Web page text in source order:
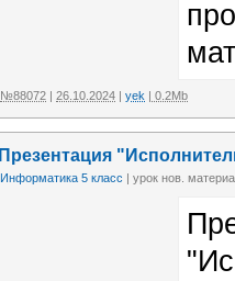
№88072 26.10.2024 yek | 0.2Mb
Презентация
Информатика 5 класс | урок нов.